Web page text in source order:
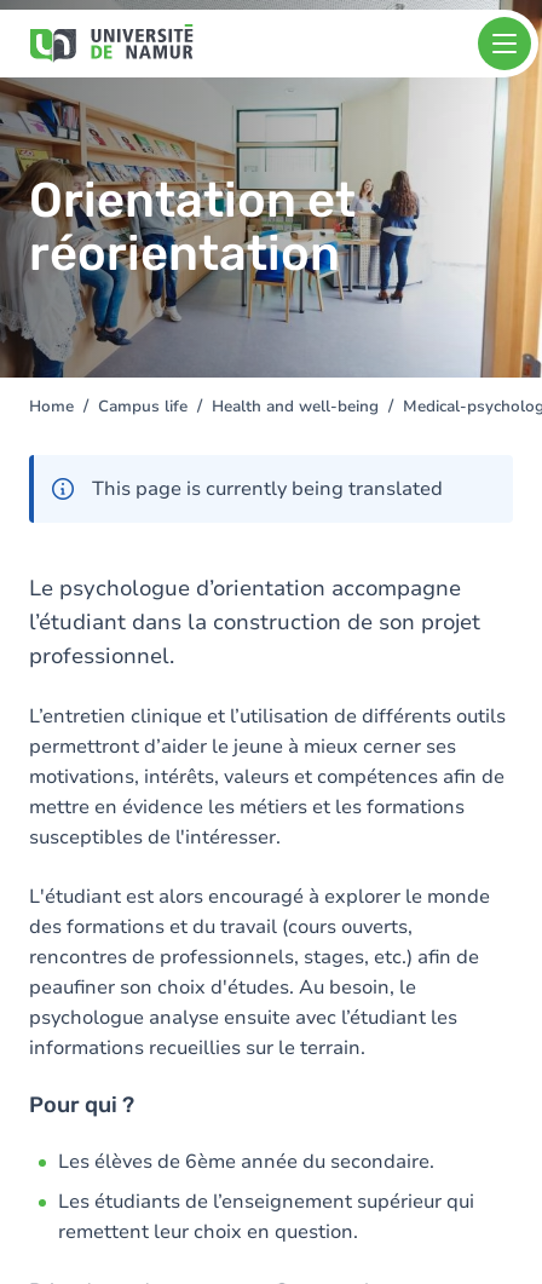
Skip to main content
Skip
main
content
Image
Orientation et
réorientation
You
Home Campus life Health and well-being Medical-
This page is currently being translated
Le psychologue d’orientation accompagne
l’étudiant dans la construction de son projet
professionnel.
L’entretien clinique et l’utilisation de différents outils
permettront d’aider le jeune à mieux cerner ses
motivations, intérêts, valeurs et compétences afin de
mettre en évidence les métiers et les formations
susceptibles de l'intéresser.
L'étudiant est alors encouragé à explorer le monde
des formations et du travail (cours ouverts,
rencontres de professionnels, stages, etc.) afin de
peaufiner son choix d'études. Au besoin, le
psychologue analyse ensuite avec l’étudiant les
informations recueillies sur le terrain.
Pour qui ?
Les élèves de 6ème année du secondaire.
Les étudiants de l’enseignement supérieur qui
remettent leur choix en question.